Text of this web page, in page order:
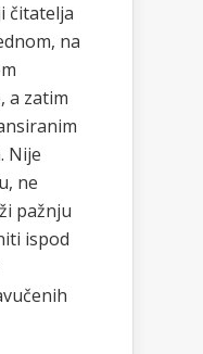
čitatelja
na
a zatim
Nije
ne
pažnju
ispod